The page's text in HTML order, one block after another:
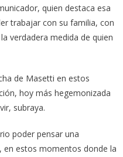
quien destaca esa
trabajar con su familia, con
verdadera medida de quien
de Masetti en estos
hoy más hegemonizada
subraya.
poder pensar una
en estos momentos donde la